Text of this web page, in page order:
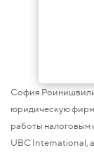
София Роинишвили
юридическую
работы налоговым
UBC International,